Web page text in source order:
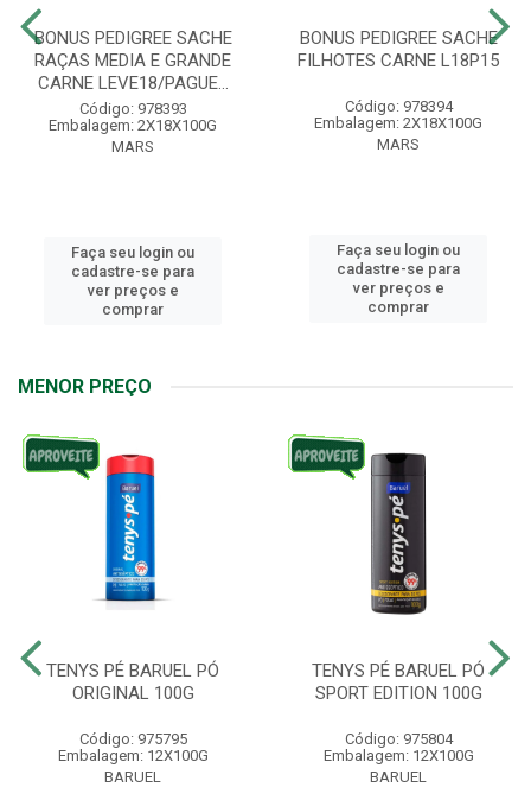
BONUS PEDIGREE SACHE
RAÇAS MEDIA E GRANDE
CARNE LEVE18/PAGUE...
Código: 978393
Embalagem: 2X18X100G
MARS
Faça seu login ou
cadastre-se para
ver preços e
comprar
BONUS PEDIGREE SACHE
FILHOTES CARNE L18P15
Código: 978394
Embalagem: 2X18X100G
MARS
Faça seu login ou
cadastre-se para
ver preços e
comprar
MENOR PREÇO
TENYS PÉ BARUEL PÓ
ORIGINAL 100G
Código: 975795
Embalagem: 12X100G
BARUEL
TENYS PÉ BARUEL PÓ
SPORT EDITION 100G
Código: 975804
Embalagem: 12X100G
BARUEL